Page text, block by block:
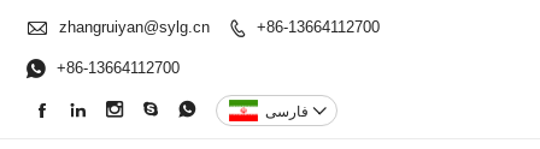
 zhangruiyan@sylg.cn  +86-13664112700
 +86-13664112700
     فارسی 